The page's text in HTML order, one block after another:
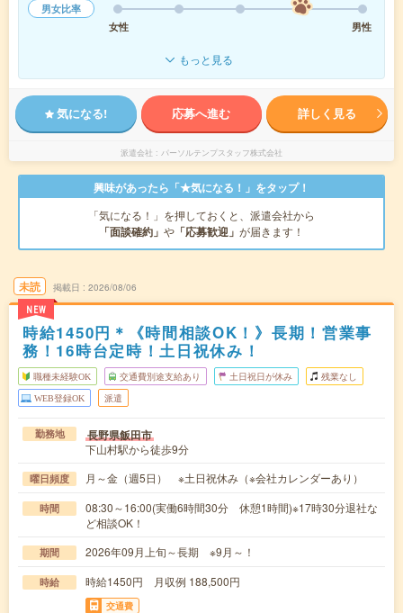
男女比率
女性
男性
もっと見る
気になる! 応募へ進む 詳しく見る
派遣会社 パーソルテンプスタッフ株式会社
興味があったら「★気になる！」をタップ！
「気になる！」を押しておくと、派遣会社から
「面談確約」 や 「応募歓迎」 が届きます！
未読
NEW
掲載日 2026/08/06
時給1450円＊《時間相談OK！》長期！営業事
務！16時台定時！土日祝休み！
職種未経験OK 交通費別途支給あり 土日祝日が休み 残業なし
WEB登録OK 派遣
勤務地 長野県飯田市
下山村駅から徒歩9分
曜日頻度 月～金（週5日） ※土日祝休み（※会社カレンダーあり）
時間
08:30～16:00(実働6時間30分 休憩1時間)※17時30分退社な
ど相談OK！
期間 2026年09月上旬～長期 ※9月～！
時給 時給1450円 月収例 188,500円
交通費